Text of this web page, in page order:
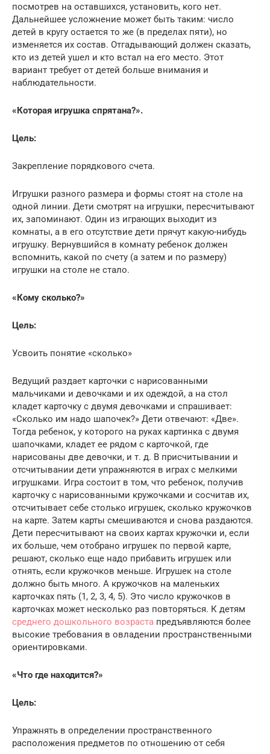
посмотрев на оставшихся, установить, кого нет.
Дальнейшее усложнение может быть таким: число
детей в кругу остается то же (в пределах пяти), но
изменяется их состав. Отгадывающий должен сказать,
кто из детей ушел и кто встал на его место. Этот
вариант требует от детей больше внимания и
наблюдательности.
«Которая игрушка спрятана?».
Цель:
Закрепление порядкового счета.
Игрушки разного размера и формы стоят на столе на
одной линии. Дети смотрят на игрушки, пересчитывают
их, запоминают. Один из играющих выходит из
комнаты, а в его отсутствие дети прячут какую-нибудь
игрушку. Вернувшийся в комнату ребенок должен
вспомнить, какой по счету (а затем и по размеру)
игрушки на столе не стало.
«Кому сколько?»
Цель:
Усвоить понятие «сколько»
Ведущий раздает карточки с нарисованными
мальчиками и девочками и их одеждой, а на стол
кладет карточку с двумя девочками и спрашивает:
«Сколько им надо шапочек?» Дети отвечают: «Две».
Тогда ребенок, у которого на руках картинка с двумя
шапочками, кладет ее рядом с карточкой, где
нарисованы две девочки, и т. д. В присчитывании и
отсчитывании дети упражняются в играх с мелкими
игрушками. Игра состоит в том, что ребенок, получив
карточку с нарисованными кружочками и сосчитав их,
отсчитывает себе столько игрушек, сколько кружочков
на карте. Затем карты смешиваются и снова раздаются.
Дети пересчитывают на своих картах кружочки и, если
их больше, чем отобрано игрушек по первой карте,
решают, сколько еще надо прибавить игрушек или
отнять, если кружочков меньше. Игрушек на столе
должно быть много. А кружочков на маленьких
карточках пять (1, 2, 3, 4, 5). Это число кружочков в
карточках может несколько раз повторяться. К детям
среднего дошкольного возраста предъявляются более
высокие требования в овладении пространственными
ориентировками.
«Что где находится?»
Цель:
Упражнять в определении пространственного
расположения предметов по отношению от себя